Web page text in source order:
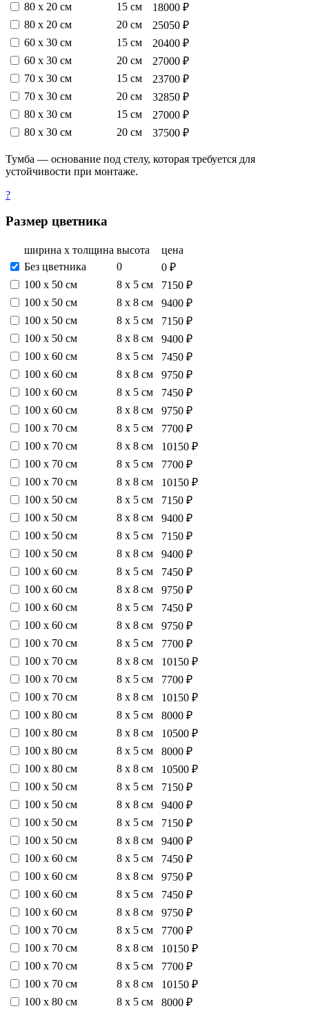
80 х 20 см
15 см
18000 ₽
80 х 20 см
20 см
25050 ₽
60 х 30 см
15 см
20400 ₽
60 х 30 см
20 см
27000 ₽
70 х 30 см
15 см
23700 ₽
70 х 30 см
20 см
32850 ₽
80 х 30 см
15 см
27000 ₽
80 х 30 см
20 см 37500 ₽
Тумба — основание под стелу, которая требуется для
устойчивости при монтаже.
?
Размер цветника
ширина х толщина высота
цена
Без цветника
0
0 ₽
100 х 50 см
8 х 5 см
7150 ₽
100 х 50 см
8 х 8 см
9400 ₽
100 х 50 см
8 х 5 см
7150 ₽
100 х 50 см
8 х 8 см
9400 ₽
100 х 60 см
8 х 5 см
7450 ₽
100 х 60 см
8 х 8 см
9750 ₽
100 х 60 см
8 х 5 см
7450 ₽
100 х 60 см
8 х 8 см
9750 ₽
100 х 70 см
8 х 5 см
7700 ₽
100 х 70 см
8 х 8 см
10150 ₽
100 х 70 см
8 х 5 см
7700 ₽
100 х 70 см
8 х 8 см
10150 ₽
100 х 50 см
8 х 5 см
7150 ₽
100 х 50 см
8 х 8 см
9400 ₽
100 х 50 см
8 х 5 см
7150 ₽
100 х 50 см
8 х 8 см
9400 ₽
100 х 60 см
8 х 5 см
7450 ₽
100 х 60 см
8 х 8 см
9750 ₽
100 х 60 см
8 х 5 см
7450 ₽
100 х 60 см
8 х 8 см
9750 ₽
100 х 70 см
8 х 5 см
7700 ₽
100 х 70 см
8 х 8 см
10150 ₽
100 х 70 см
8 х 5 см
7700 ₽
100 х 70 см
8 х 8 см
10150 ₽
100 х 80 см
8 х 5 см
8000 ₽
100 х 80 см
8 х 8 см
10500 ₽
100 х 80 см
8 х 5 см
8000 ₽
100 х 80 см
8 х 8 см
10500 ₽
100 х 50 см
8 х 5 см
7150 ₽
100 х 50 см
8 х 8 см
9400 ₽
100 х 50 см
8 х 5 см
7150 ₽
100 х 50 см
8 х 8 см
9400 ₽
100 х 60 см
8 х 5 см
7450 ₽
100 х 60 см
8 х 8 см
9750 ₽
100 х 60 см
8 х 5 см
7450 ₽
100 х 60 см
8 х 8 см
9750 ₽
100 х 70 см
8 х 5 см
7700 ₽
100 х 70 см
8 х 8 см
10150 ₽
100 х 70 см
8 х 5 см
7700 ₽
100 х 70 см
8 х 8 см
10150 ₽
100 х 80 см
8 х 5 см
8000 ₽